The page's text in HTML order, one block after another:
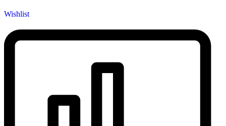
Wishlist